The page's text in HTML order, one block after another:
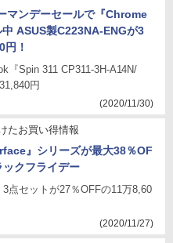
マンデーセールで『Chrome
ASUS製C223NA-ENGが3
！
『Spin 311 CP311-3H-A14N/
円
(2020/11/30)
たお買い得情報
』シリーズが最大38％OF
クフライデー
3点セットが27％OFFの11万8,60
(2020/11/27)